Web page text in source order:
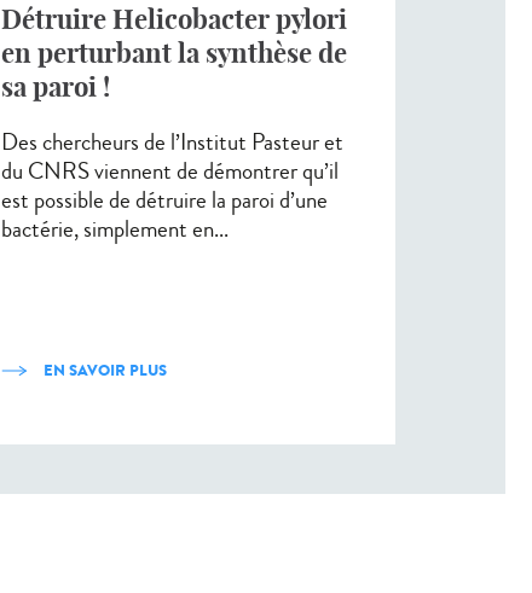
Détruire Helicobacter pylori
en perturbant la synthèse de
sa paroi !
Des chercheurs de l’Institut Pasteur et
du CNRS viennent de démontrer qu’il
est possible de détruire la paroi d’une
bactérie, simplement en...
EN SAVOIR PLUS